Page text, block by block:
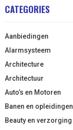
CATEGORIES
Aanbiedingen
Alarmsysteem
Architecture
Architectuur
Auto’s en Motoren
Banen en opleidingen
Beauty en verzorging